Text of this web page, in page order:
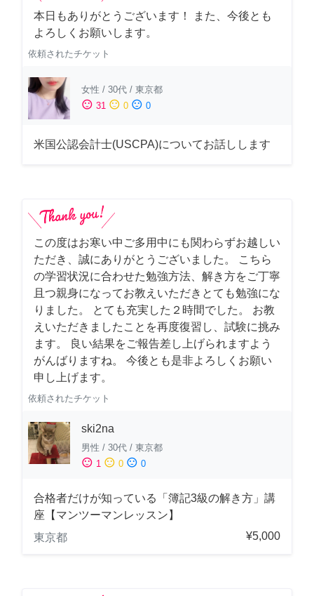
本日もありがとうございます！ また、今後とも
よろしくお願いします。
依頼されたチケット
女性 / 30代 / 東京都
sentiment_satisfied 31 sentiment_neutral 0 sentiment_dissatisfied 0
米国公認会計士(USCPA)についてお話しします
この度はお寒い中ご多用中にも関わらずお越しい
ただき、誠にありがとうございました。 こちら
の学習状況に合わせた勉強方法、解き方をご丁寧
且つ親身になってお教えいただきとても勉強にな
りました。 とても充実した２時間でした。 お教
えいただきましたことを再度復習し、試験に挑み
ます。 良い結果をご報告差し上げられますよう
がんばりますね。 今後とも是非よろしくお願い
申し上げます。
依頼されたチケット
ski2na
男性 / 30代 / 東京都
sentiment_satisfied 1 sentiment_neutral 0 sentiment_dissatisfied 0
合格者だけが知っている「簿記3級の解き方」講
座【マンツーマンレッスン】
東京都
¥5,000